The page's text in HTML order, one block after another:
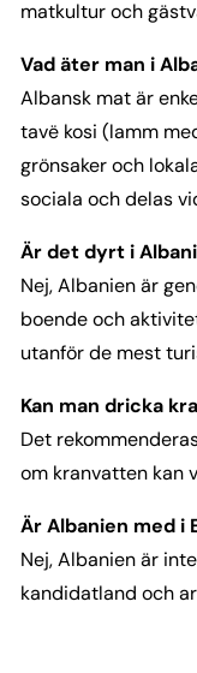
matkultur och
Vad äter man i
Albansk mat är
tavë kosi (lamm
grönsaker och
sociala och delas
Är det dyrt i
Nej, Albanien är
boende och
utanför de mest
Kan man dricka
Det
om kranvatten kan
Är Albanien med i
Nej, Albanien är
kandidatland och